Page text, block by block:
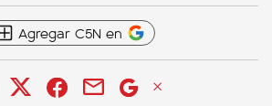
Agregar C5N en